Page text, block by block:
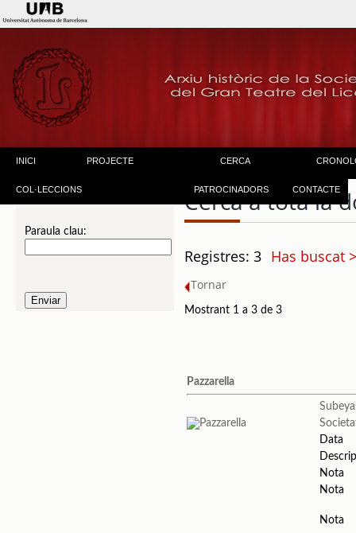
INICI PROJECTE CERCA
COL·LECCIONS PATROCINADORS CONTACTE
Paraula clau:
Cerca a tota la
Registres: 3 Has buscat
Tornar
Mostrant 1 a 3 de 3
Pazzarella
Data
Nota
Nota
Nota